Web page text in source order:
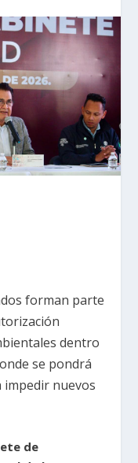
forman parte
dentro
se pondrá
nuevos
de